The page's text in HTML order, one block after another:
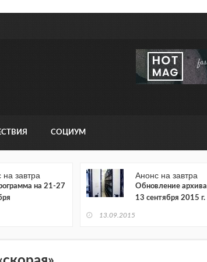
СОЦИУМ
завтра
на 21-27
Анонс на завтра
Обновление архива
13 сентября 2015 г.
13.09.2015